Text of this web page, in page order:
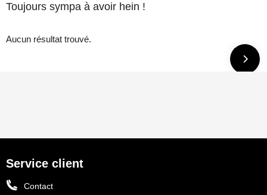
Toujours sympa à avoir hein !
Aucun résultat trouvé.
Service client
Contact